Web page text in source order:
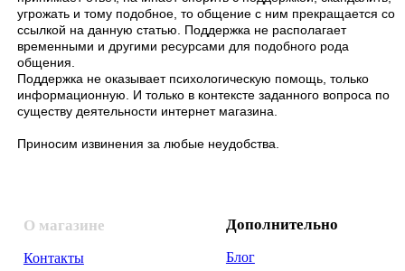
угрожать и тому подобное, то общение с ним прекращается со
ссылкой на данную статью. Поддержка не располагает
временными и другими ресурсами для подобного рода
общения.
Поддержка не оказывает психологическую помощь, только
информационную. И только в контексте заданного вопроса по
существу деятельности интернет магазина.
Приносим извинения за любые неудобства.
О магазине
Контакты
Дополнительно
Блог